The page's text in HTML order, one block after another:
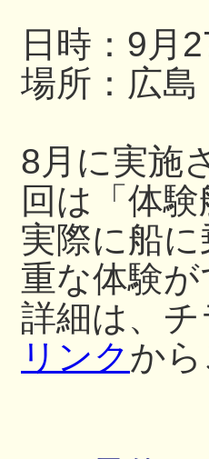
日時：9月
場所：広
8月に実施
回は「体
実際に船
重な体験
詳細は、
リンクか